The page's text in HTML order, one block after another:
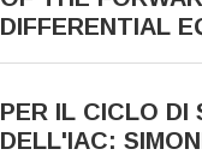
DIFFERENTIAL
PER IL CICLO DI
DELL'IAC: